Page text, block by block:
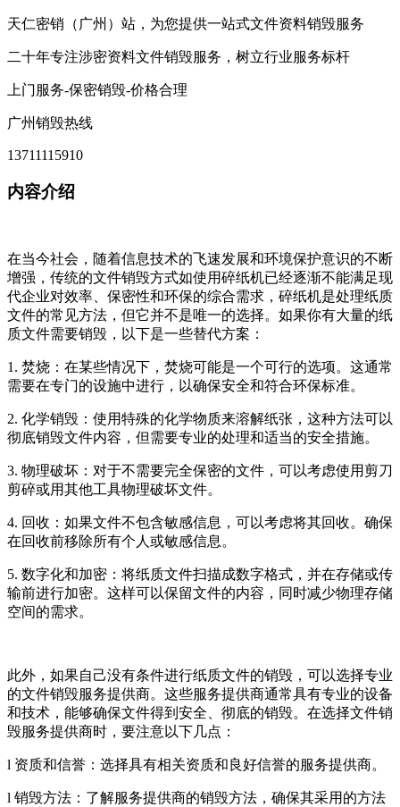
天仁密销（广州）站，为您提供一站式文件资料销毁服务
二十年专注涉密资料文件销毁服务，树立行业服务标杆
上门服务-保密销毁-价格合理
广州销毁热线
13711115910
内容介绍
在当今社会，随着信息技术的飞速发展和环境保护意识的不断
增强，传统的文件销毁方式如使用碎纸机已经逐渐不能满足现
代企业对效率、保密性和环保的综合需求，碎纸机是处理纸质
文件的常见方法，但它并不是唯一的选择。如果你有大量的纸
质文件需要销毁，以下是一些替代方案：
1. 焚烧：在某些情况下，焚烧可能是一个可行的选项。这通常
需要在专门的设施中进行，以确保安全和符合环保标准。
2. 化学销毁：使用特殊的化学物质来溶解纸张，这种方法可以
彻底销毁文件内容，但需要专业的处理和适当的安全措施。
3. 物理破坏：对于不需要完全保密的文件，可以考虑使用剪刀
剪碎或用其他工具物理破坏文件。
4. 回收：如果文件不包含敏感信息，可以考虑将其回收。确保
在回收前移除所有个人或敏感信息。
5. 数字化和加密：将纸质文件扫描成数字格式，并在存储或传
输前进行加密。这样可以保留文件的内容，同时减少物理存储
空间的需求。
此外，如果自己没有条件进行纸质文件的销毁，可以选择专业
的文件销毁服务提供商。这些服务提供商通常具有专业的设备
和技术，能够确保文件得到安全、彻底的销毁。在选择文件销
毁服务提供商时，要注意以下几点：
l 资质和信誉：选择具有相关资质和良好信誉的服务提供商。
l 销毁方法：了解服务提供商的销毁方法，确保其采用的方法